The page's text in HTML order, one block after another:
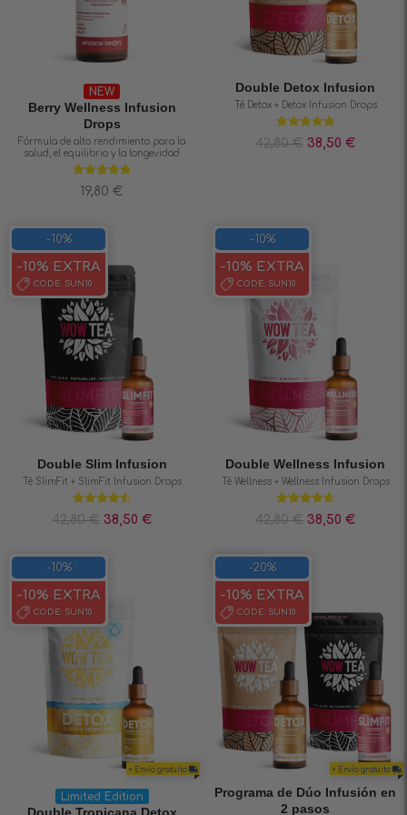
NEW
Berry Wellness Infusiоn
Drops
Fórmula de alto rendimiento para la
salud, el equilibrio y la longevidad
Valorado en
5.00de 5
19,80 €
Double Detox Infusion
Té Detox + Detox Infusion Drops
Valorado en
4.89 de 5
42,80€ 38,50 €
-10%
-10% EXTRA
CODE: SUN10
Double Slim Infusion
Té SlimFit + SlimFit Infusion Drops
Valorado en
4.56de 5
42,80€ 38,50 €
-10%
-10% EXTRA
CODE: SUN10
Double Wellness Infusion
Té Wellness + Wellness Infusion Drops
Valorado en
4.67de 5
42,80€ 38,50 €
+ Envío gratuito
-10%
-10% EXTRA
CODE: SUN10
Limited Edition
Double Tropicana Detox
+ Envío gratuito
SAVE 20%-20%
-10% EXTRA
CODE: SUN10
Programa de Dúo Infusión en
2 pasos